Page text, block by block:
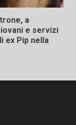
a
e servizi
ex Pip nella